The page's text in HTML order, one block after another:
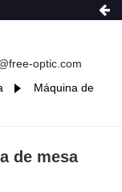
optic.com
Máquina de
de mesa